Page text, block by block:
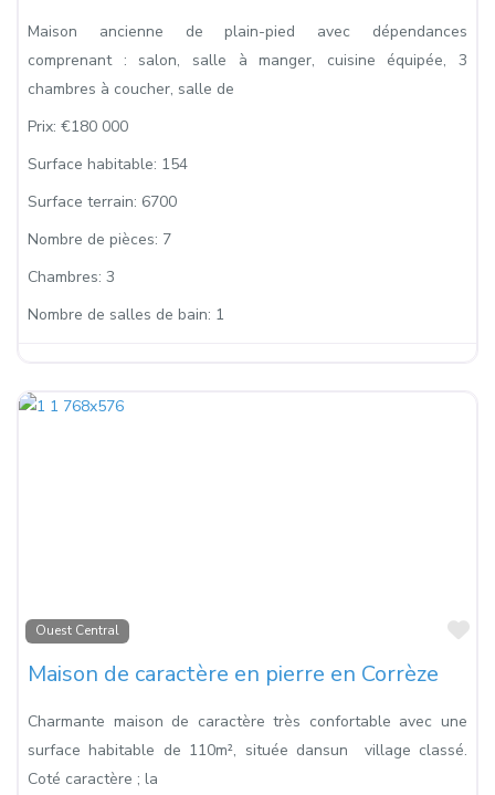
Maison ancienne de plain-pied avec dépendances
comprenant : salon, salle à manger, cuisine équipée, 3
chambres à coucher, salle de
Prix: €180 000
Surface habitable: 154
Surface terrain: 6700
Nombre de pièces: 7
Chambres: 3
Nombre de salles de bain: 1
Ouest Central
Maison de caractère en pierre en Corrèze
Charmante maison de caractère très confortable avec une
surface habitable de 110m², située dansun village classé.
Coté caractère ; la